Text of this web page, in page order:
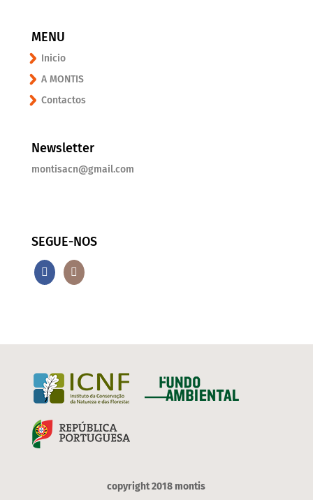
MENU
Inicio
A MONTIS
Contactos
Newsletter
montisacn@gmail.com
SEGUE-NOS
copyright 2018 montis